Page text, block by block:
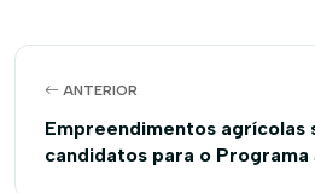
ANTERIOR
Empreendimentos agrícolas
candidatos para o